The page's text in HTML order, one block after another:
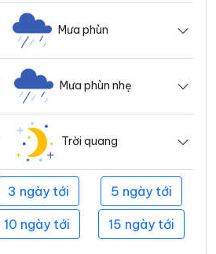
Mưa phùn
Mưa phùn nhẹ
Trời quang
3 ngày tới 5 ngày tới
10 ngày tới 15 ngày tới